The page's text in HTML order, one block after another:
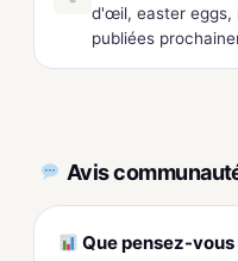
d'œil, easter eggs,
publiées
Avis
Que pensez-